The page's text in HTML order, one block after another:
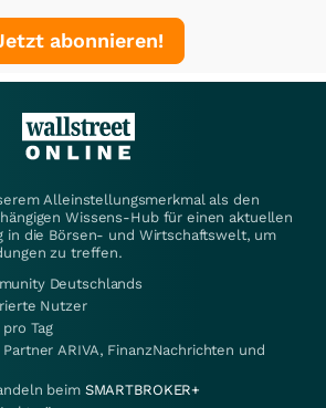
abonnieren!
Alleinstellungsmerkmal als den
Wissens-Hub für einen aktuellen
in die Börsen- und Wirtschaftswelt, um
zu treffen.
Deutschlands
Nutzer
Tag
ARIVA, FinanzNachrichten und
beim SMARTBROKER+